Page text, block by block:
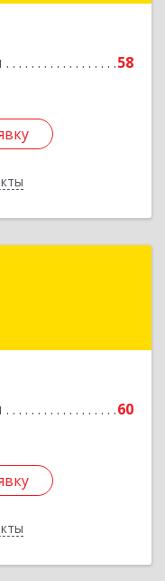
58
60
г, Калинина ул,